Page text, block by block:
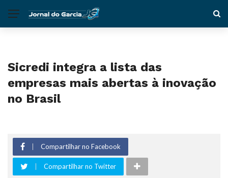
Sicredi integra a lista das
empresas mais abertas à inovação
no Brasil
Compartilhar no Facebook
Compartilhar no Twitter